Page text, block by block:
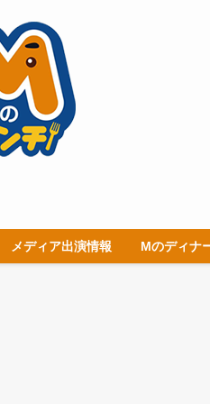
メディア出演情報 Mのディナ